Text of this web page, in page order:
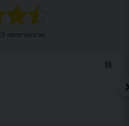
recensioner